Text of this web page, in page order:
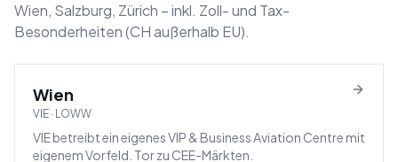
Wien, Salzburg, Zürich – inkl. Zoll- und Tax-
Besonderheiten (CH außerhalb EU).
Wien
VIE · LOWW
VIE betreibt ein eigenes VIP & Business Aviation Centre mit
eigenem Vorfeld. Tor zu CEE-Märkten.